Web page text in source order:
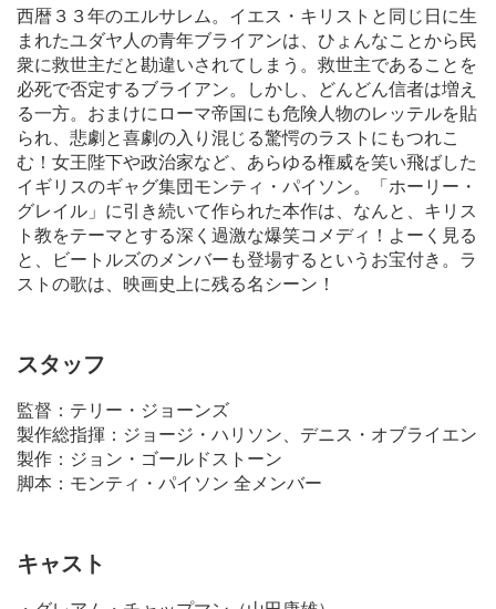
西暦３３年のエルサレム。イエス・キリストと同じ日に生
まれたユダヤ人の青年ブライアンは、ひょんなことから民
衆に救世主だと勘違いされてしまう。救世主であることを
必死で否定するブライアン。しかし、どんどん信者は増え
る一方。おまけにローマ帝国にも危険人物のレッテルを貼
られ、悲劇と喜劇の入り混じる驚愕のラストにもつれこ
む！女王陛下や政治家など、あらゆる権威を笑い飛ばした
イギリスのギャグ集団モンティ・パイソン。「ホーリー・
グレイル」に引き続いて作られた本作は、なんと、キリス
ト教をテーマとする深く過激な爆笑コメディ！よーく見る
と、ビートルズのメンバーも登場するというお宝付き。ラ
ストの歌は、映画史上に残る名シーン！
スタッフ
監督：テリー・ジョーンズ
製作総指揮：ジョージ・ハリソン、デニス・オブライエン
製作：ジョン・ゴールドストーン
脚本：モンティ・パイソン 全メンバー
キャスト